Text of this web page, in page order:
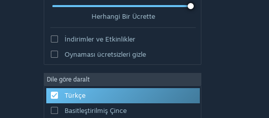
Herhangi Bir Ücrette
İndirimler ve Etkinlikler
Oynaması ücretsizleri gizle
Dile göre daralt
Türkçe
Basitleştirilmiş Çince